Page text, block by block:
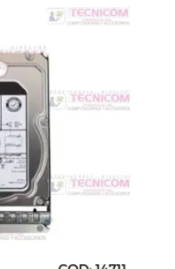
$425.50.